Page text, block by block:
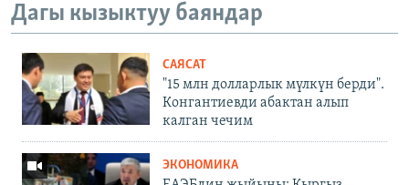
Дагы кызыктуу баяндар
САЯСАТ
"15 млн долларлык мүлкүн берди".
Конгантиевди абактан алып
калган чечим
ЭКОНОМИКА